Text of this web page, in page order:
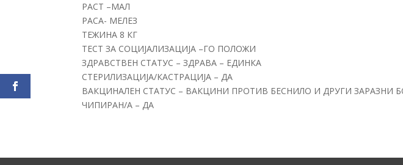
РАСТ –МАЛ
РАСА- МЕЛЕЗ
ТЕЖИНА 8 КГ
ТЕСТ ЗА СОЦИЈАЛИЗАЦИЈА –ГО ПОЛОЖИ
ЗДРАВСТВЕН СТАТУС – ЗДРАВА – ЕДИНКА
СТЕРИЛИЗАЦИЈА/КАСТРАЦИЈА – ДА
ВАКЦИНАЛЕН СТАТУС – ВАКЦИНИ ПРОТИВ БЕСНИЛО И ДРУГИ ЗАРАЗНИ
ЧИПИРАН/А – ДА